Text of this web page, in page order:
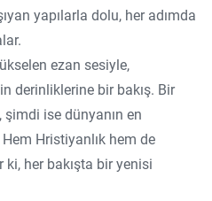
yapılarla dolu, her adımda
ezan sesiyle,
derinliklerine bir bakış. Bir
ise dünyanın en
Hristiyanlık hem de
ki, her bakışta bir yenisi